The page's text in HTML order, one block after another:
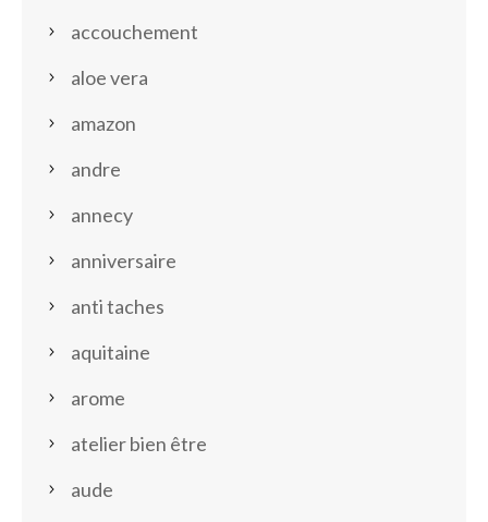
accouchement
aloe vera
amazon
andre
annecy
anniversaire
anti taches
aquitaine
arome
atelier bien être
aude